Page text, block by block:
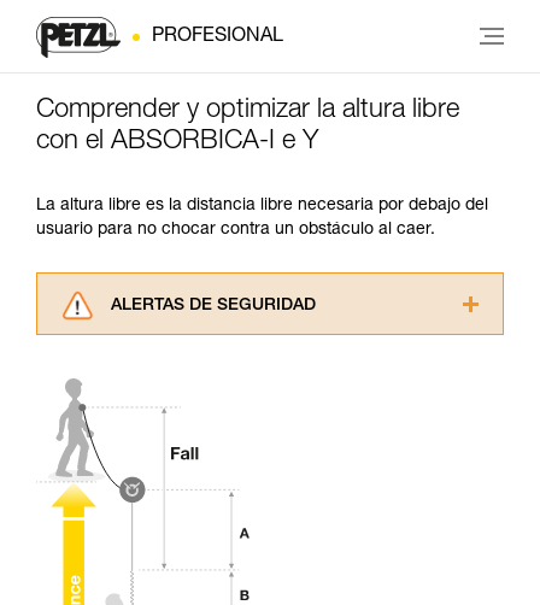
PROFESIONAL
Comprender y optimizar la altura libre
con el ABSORBICA-I e Y
La altura libre es la distancia libre necesaria por debajo del
usuario para no chocar contra un obstáculo al caer.
ALERTAS DE SEGURIDAD
comprender este complemento informativo.
y un entrenamiento específico. Confirme a
ejecutar estas técnicas, solo y con total
seguridad, antes de ejecutarlas de forma
autónoma.